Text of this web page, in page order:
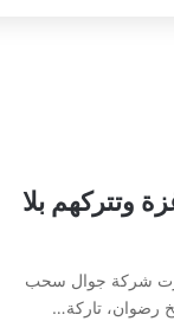
وتتركهم بلا
شركة جوال سحب
رضوان، تاركة…